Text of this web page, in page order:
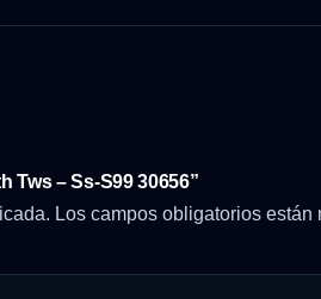
Tws – Ss-S99 30656”
Los campos obligatorios están